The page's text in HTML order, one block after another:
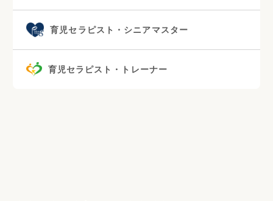
育児セラピスト・シニアマスター
育児セラピスト・トレーナー